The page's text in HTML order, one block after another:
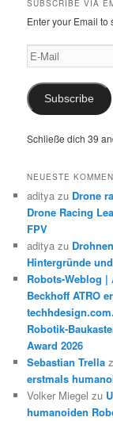
SUBSCRIBE VIA
Enter your Email to
E-
Mail
Subscribe
Schließe dich 39
NEUESTE
aditya zu Drone
Drone Racing
FPV
aditya zu
Hintergründe
Robots-Weblog |
Beckhoff ATRO
Robotik-
Award 2026
Sebastian Trella
erstmals
Volker Miegel zu
humanoiden